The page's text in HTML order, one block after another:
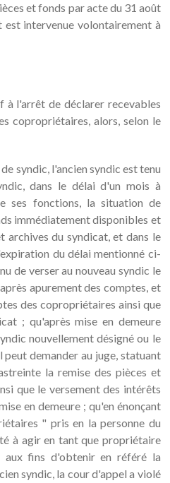
et fonds par acte du 31 août
intervenue volontairement à
à l'arrêt de déclarer recevables
copropriétaires, alors, selon le
syndic, l'ancien syndic est tenu
dans le délai d'un mois à
ses fonctions, la situation de
immédiatement disponibles et
archives du syndicat, et dans le
du délai mentionné ci-
de verser au nouveau syndic le
apurement des comptes, et
des copropriétaires ainsi que
; qu'après mise en demeure
nouvellement désigné ou le
demander au juge, statuant
la remise des pièces et
que le versement des intérêts
en demeure ; qu'en énonçant
" pris en la personne du
à agir en tant que propriétaire
aux fins d'obtenir en référé la
syndic, la cour d'appel a violé